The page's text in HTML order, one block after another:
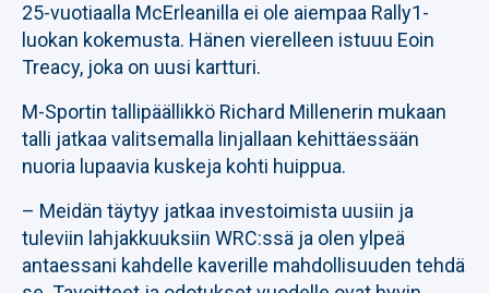
25-vuotiaalla McErleanilla ei ole aiempaa Rally1-
luokan kokemusta. Hänen vierelleen istuuu Eoin
Treacy, joka on uusi kartturi.
M-Sportin tallipäällikkö Richard Millenerin mukaan
talli jatkaa valitsemalla linjallaan kehittäessään
nuoria lupaavia kuskeja kohti huippua.
– Meidän täytyy jatkaa investoimista uusiin ja
tuleviin lahjakkuuksiin WRC:ssä ja olen ylpeä
antaessani kahdelle kaverille mahdollisuuden tehdä